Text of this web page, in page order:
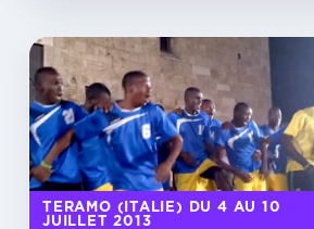
TERAMO (ITALIE) DU 4 AU 10
JUILLET 2013